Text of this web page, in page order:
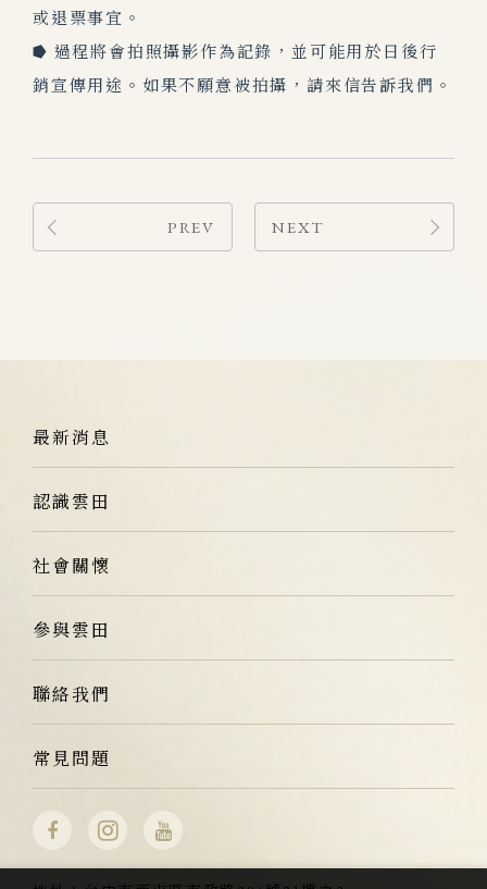
或退票事宜。
⭓ 過程將會拍照攝影作為記錄，並可能用於日後行
銷宣傳用途。如果不願意被拍攝，請來信告訴我們。
PREV NEXT
最新消息
認識雲田
社會關懷
參與雲田
聯絡我們
常見問題